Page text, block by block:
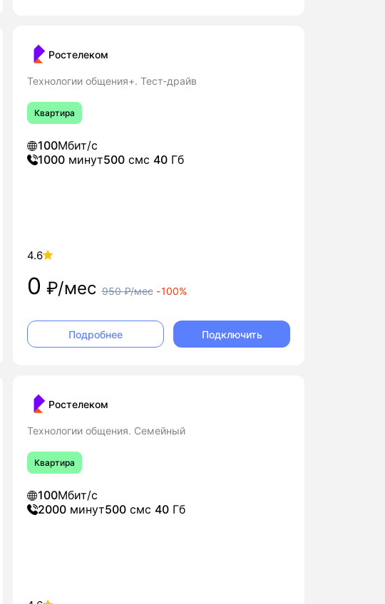
Ростелеком
Технологии общения+. Тест-драйв
Квартира
100Мбит/с
1000 минут500 смс 40 Гб
4.6
0 ₽/мес 950₽/мес -100%
Подробнее Подключить
Ростелеком
Технологии общения. Семейный
Квартира
100Мбит/с
2000 минут500 смс 40 Гб